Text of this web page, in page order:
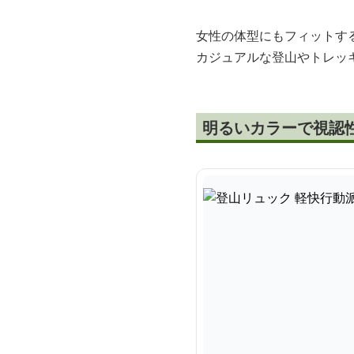
女性の体型にもフィット
カジュアルな登山やトレ
明るいカラーで視認